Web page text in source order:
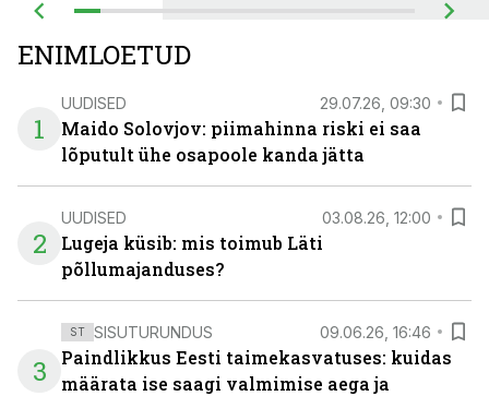
ENIMLOETUD
1
UUDISED 29.07.26, 09:30
Maido Solovjov: piimahinna riski ei saa
lõputult ühe osapoole kanda jätta
2
UUDISED 03.08.26, 12:00
Lugeja küsib: mis toimub Läti
põllumajanduses?
3
ST SISUTURUNDUS 09.06.26, 16:46
Paindlikkus Eesti taimekasvatuses: kuidas
määrata ise saagi valmimise aega ja